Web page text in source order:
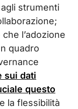
strumenti
l’adozione
quadro
sui dati
questo
la flessibilità